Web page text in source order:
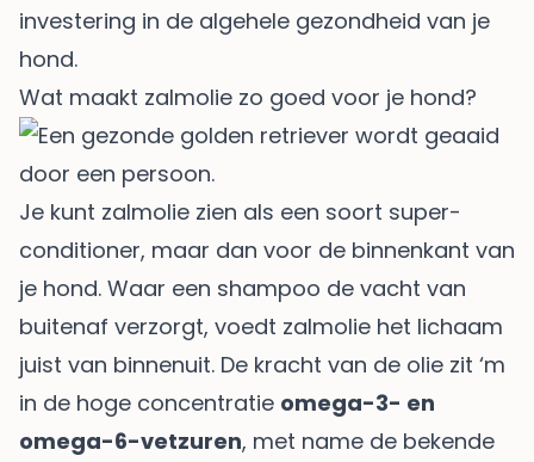
investering in de algehele gezondheid van je
hond.
Wat maakt zalmolie zo goed voor je hond?
Je kunt zalmolie zien als een soort super-
conditioner, maar dan voor de binnenkant van
je hond. Waar een shampoo de vacht van
buitenaf verzorgt, voedt zalmolie het lichaam
juist van binnenuit. De kracht van de olie zit ‘m
in de hoge concentratie omega-3- en
omega-6-vetzuren, met name de bekende